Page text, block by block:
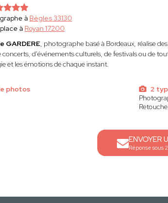
à Bègles 33130
à Royan 17200
GARDERE, photographe basé à Bordeaux, réalise
concerts, d'événements culturels, de festivals ou de
et les émotions de chaque instant.
photos
2
ENVOYER
Réponse sous